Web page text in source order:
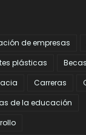
de empresas
plásticas Becas
Carreras
de la educación